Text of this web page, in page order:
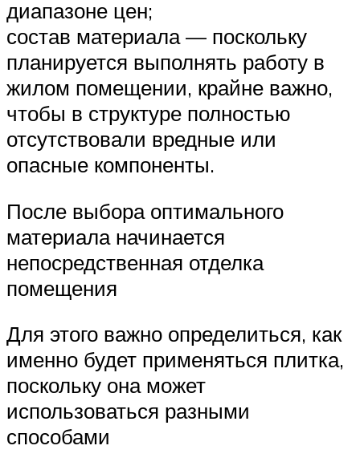
диапазоне цен;
состав материала — поскольку
планируется выполнять работу в
жилом помещении, крайне важно,
чтобы в структуре полностью
отсутствовали вредные или
опасные компоненты.
После выбора оптимального
материала начинается
непосредственная отделка
помещения
Для этого важно определиться, как
именно будет применяться плитка,
поскольку она может
использоваться разными
способами